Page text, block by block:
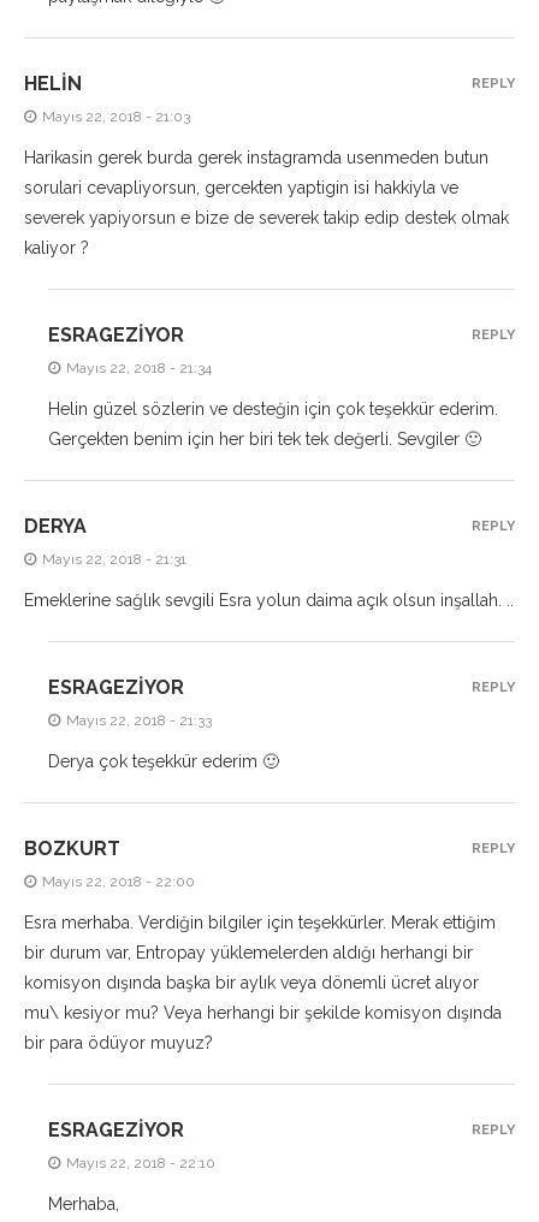
HELIN
Mayıs 22, 2018 - 21:03
Harikasin gerek burda gerek instagramda usenmeden butun
sorulari cevapliyorsun, gercekten yaptigin isi hakkiyla ve
severek yapiyorsun e bize de severek takip edip destek olmak
kaliyor ?
REPLY
ESRAGEZIYOR
Mayıs 22, 2018 - 21:34
Helin güzel sözlerin ve desteğin için çok teşekkür ederim.
Gerçekten benim için her biri tek tek değerli. Sevgiler 🙂
REPLY
DERYA
Mayıs 22, 2018 - 21:31
Emeklerine sağlık sevgili Esra yolun daima açık olsun inşallah. ..
REPLY
ESRAGEZIYOR
Mayıs 22, 2018 - 21:33
Derya çok teşekkür ederim 🙂
REPLY
BOZKURT
Mayıs 22, 2018 - 22:00
Esra merhaba. Verdiğin bilgiler için teşekkürler. Merak ettiğim
bir durum var, Entropay yüklemelerden aldığı herhangi bir
komisyon dışında başka bir aylık veya dönemli ücret alıyor
mu\ kesiyor mu? Veya herhangi bir şekilde komisyon dışında
bir para ödüyor muyuz?
REPLY
ESRAGEZIYOR
Mayıs 22, 2018 - 22:10
Merhaba,
REPLY